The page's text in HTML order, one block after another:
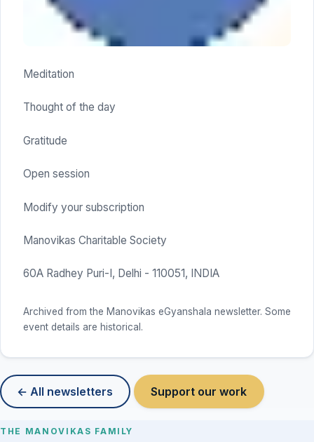
Meditation
Thought of the day
Gratitude
Open session
Modify your subscription
Manovikas Charitable Society
60A Radhey Puri-I, Delhi - 110051, INDIA
Archived from the Manovikas eGyanshala newsletter. Some
event details are historical.
← All newsletters Support our work
THE MANOVIKAS FAMILY